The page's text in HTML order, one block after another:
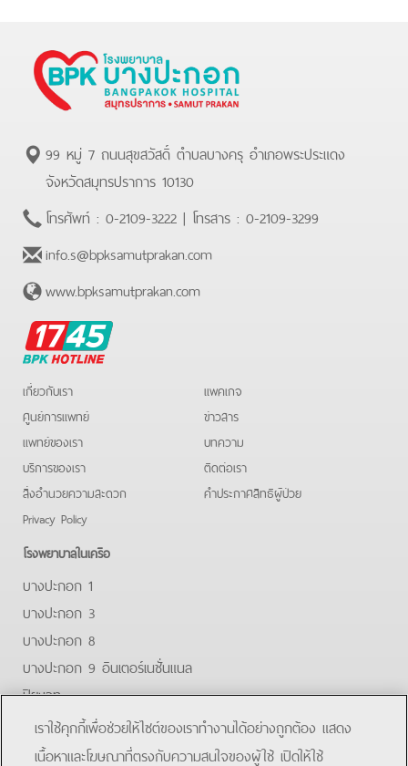
99 หมู่ 7 ถนนสุขสวัสดิ์ ตำบลบางครุ อำเภอพระประแดง
จังหวัดสมุทรปราการ 10130
โทรศัพท์ : 0-2109-3222 | โทรสาร : 0-2109-3299
info.s@bpksamutprakan.com
www.bpksamutprakan.com
BPK
Hotline
เกี่ยวกับเรา
ศูนย์การแพทย์
แพทย์ของเรา
บริการของเรา
สิ่งอำนวยความสะดวก
Privacy Policy
แพคเกจ
ข่าวสาร
บทความ
ติดต่อเรา
คําประกาศสิทธิผู้ป่วย
โรงพยาบาลในเครือ
บางปะกอก 1
บางปะกอก 3
บางปะกอก 8
บางปะกอก 9 อินเตอร์เนชั่นแนล
ปิยะเวท
บางปะกอก-รังสิต 2
บางปะกอกสมุทรปราการ
เราใช้คุกกี้เพื่อช่วยให้ไซต์ของเราทำงานได้อย่างถูกต้อง แสดง
เนื้อหาและโฆษณาที่ตรงกับความสนใจของผู้ใช้ เปิดให้ใช้